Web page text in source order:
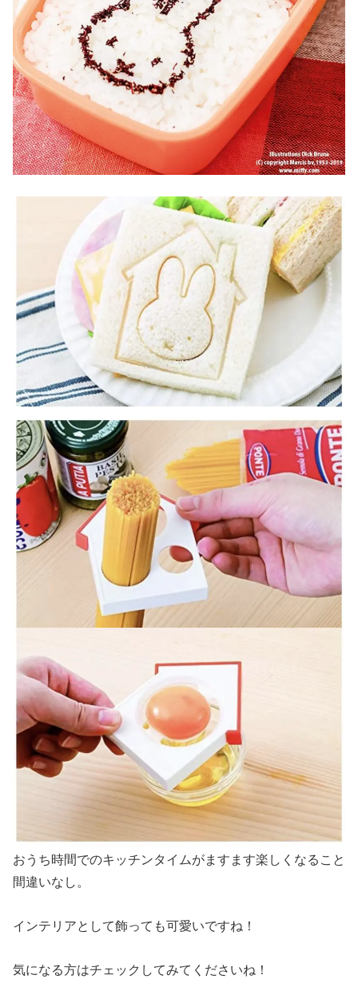
おうち時間でのキッチンタイムがますます楽しくなること
間違いなし。
インテリアとして飾っても可愛いですね！
気になる方はチェックしてみてくださいね！